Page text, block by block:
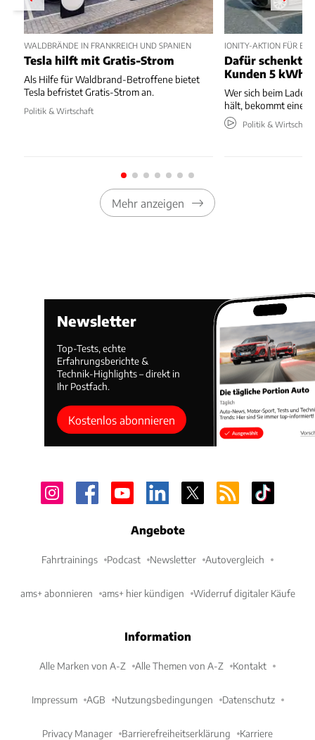
WALDBRÄNDE IN FRANKREICH UND SPANIEN
Tesla hilft mit Gratis-Strom
Als Hilfe für Waldbrand-Betroffene bietet
Tesla befristet Gratis-Strom an.
Politik & Wirtschaft
IONITY-AKTION FÜR
Dafür schenkt
Kunden 5 kWh
Wer sich beim
hält, bekommt eine
Politik & Wirtschaft
Mehr anzeigen
Newsletter
Top-Tests, echte
Erfahrungsberichte &
Technik-Highlights – direkt in
Ihr Postfach.
Kostenlos abonnieren
Angebote
Fahrtrainings Podcast Newsletter Autovergleich
ams+ abonnieren ams+ hier kündigen Widerruf digitaler Käufe
Information
Alle Marken von A-Z Alle Themen von A-Z Kontakt
Impressum AGB Nutzungsbedingungen Datenschutz
Privacy Manager Barrierefreiheitserklärung Karriere